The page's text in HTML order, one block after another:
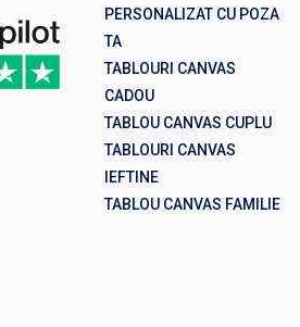
PERSONALIZAT CU POZA
TA
TABLOURI CANVAS
CADOU
TABLOU CANVAS CUPLU
TABLOURI CANVAS
IEFTINE
TABLOU CANVAS FAMILIE